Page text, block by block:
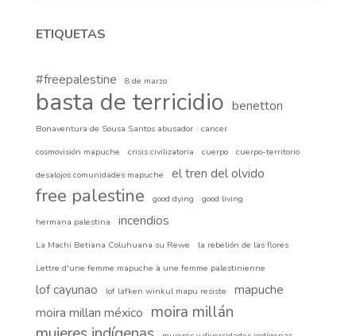
ETIQUETAS
#freepalestine 8 de marzo
basta de terricidio benetton
Bonaventura de Sousa Santos abusador
cancer
cosmovisión mapuche
crisis civilizatoria cuerpo
cuerpo-territorio
desalojos comunidades mapuche
el tren del olvido
free palestine good dying
good living
hermana palestina
incendios
La Machi Betiana Coluhuana su Rewe
la rebelión de las flores
Lettre d'une femme mapuche à une femme palestinienne
lof cayunao lof lafken winkul mapu resiste
mapuche
moira millan méxico moira millán